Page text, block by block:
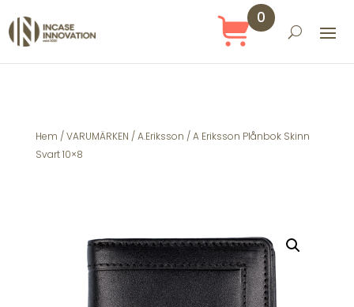
0
Hem /VARUMÄRKEN /A.Eriksson / A Eriksson Plånbok Skinn
Svart 10×8